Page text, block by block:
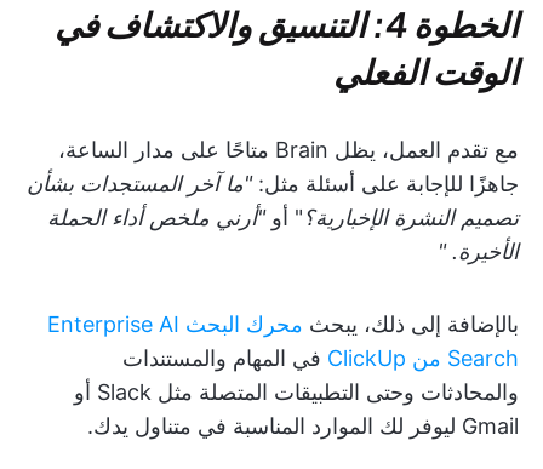
الخطوة 4: التنسيق والاكتشاف في
الوقت الفعلي
مع تقدم العمل، يظل Brain متاحًا على مدار الساعة،
جاهزًا للإجابة على أسئلة مثل:"ما آخر المستجدات بشأن
تصميم النشرة الإخبارية؟" أو"أرني ملخص أداء الحملة
الأخيرة. "
بالإضافة إلى ذلك، يبحث
محرك البحث Enterprise AI
Search من ClickUp
في المهام والمستندات
والمحادثات وحتى التطبيقات المتصلة مثل Slack أو
Gmail ليوفر لك الموارد المناسبة في متناول يدك.